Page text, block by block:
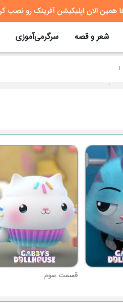
شعر و قصه سرگرمی‌آموزی
قسمت سوم